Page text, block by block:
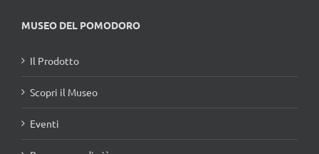
MUSEO DEL POMODORO
Il Prodotto
Scopri il Museo
Eventi